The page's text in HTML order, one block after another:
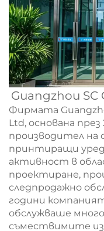
Guangzhou SC
Фирмата
Ltd, основана
производител
принтиращи
активност в
проектиране,
следпродажно
години
обслужваше
съмествимите